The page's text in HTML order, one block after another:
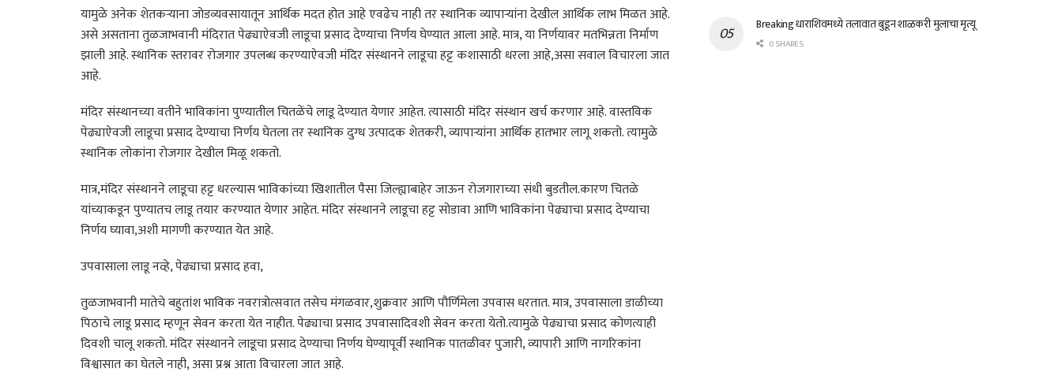
यामुळे अनेक शेतकऱ्याना जोडव्यवसायातून आर्थिक मदत होत आहे एवढेच नाही तर स्थानिक व्यापाऱ्यांना देखील आर्थिक लाभ मिळत आहे.
असे असताना तुळजाभवानी मंदिरात पेढ्याऐवजी लाडूचा प्रसाद देण्याचा निर्णय घेण्यात आला आहे. मात्र, या निर्णयावर मतभिन्नता निर्माण
झाली आहे. स्थानिक स्तरावर रोजगार उपलब्ध करण्याऐवजी मंदिर संस्थानने लाडूचा हट्ट कशासाठी धरला आहे,असा सवाल विचारला जात
आहे.
मंदिर संस्थानच्या वतीने भाविकांना पुण्यातील चितळेंचे लाडू देण्यात येणार आहेत. त्यासाठी मंदिर संस्थान खर्च करणार आहे. वास्तविक
पेढ्याऐवजी लाडूचा प्रसाद देण्याचा निर्णय घेतला तर स्थानिक दुग्ध उत्पादक शेतकरी, व्यापाऱ्यांना आर्थिक हातभार लागू शकतो. त्यामुळे
स्थानिक लोकांना रोजगार देखील मिळू शकतो.
मात्र,मंदिर संस्थानने लाडूचा हट्ट धरल्यास भाविकांच्या खिशातील पैसा जिल्ह्याबाहेर जाऊन रोजगाराच्या संधी बुडतील.कारण चितळे
यांच्याकडून पुण्यातच लाडू तयार करण्यात येणार आहेत. मंदिर संस्थानने लाडूचा हट्ट सोडावा आणि भाविकांना पेढ्याचा प्रसाद देण्याचा
निर्णय घ्यावा,अशी मागणी करण्यात येत आहे.
उपवासाला लाडू नव्हे, पेढ्याचा प्रसाद हवा,
तुळजाभवानी मातेचे बहुतांश भाविक नवरात्रोत्सवात तसेच मंगळवार,शुक्रवार आणि पौर्णिमेला उपवास धरतात. मात्र, उपवासाला डाळीच्या
पिठाचे लाडू प्रसाद म्हणून सेवन करता येत नाहीत. पेढ्याचा प्रसाद उपवासादिवशी सेवन करता येतो.त्यामुळे पेढ्याचा प्रसाद कोणत्याही
दिवशी चालू शकतो. मंदिर संस्थानने लाडूचा प्रसाद देण्याचा निर्णय घेण्यापूर्वी स्थानिक पातळीवर पुजारी, व्यापारी आणि नागरिकांना
विश्वासात का घेतले नाही, असा प्रश्न आता विचारला जात आहे.
Breaking धाराशिवमध्ये तलावात बुडून शाळकरी मुलाचा मृत्यू
0 SHARES